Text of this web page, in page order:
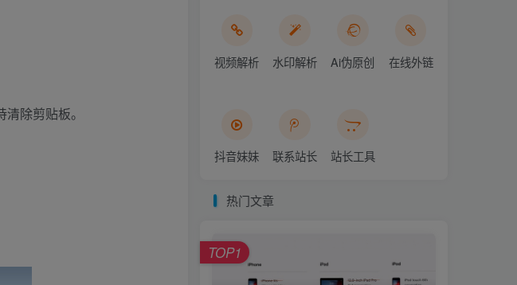
除剪贴板。
视频解析 水印解析 Ai伪原创 在线外链
抖音妹妹 联系站长 站长工具
热门文章
TOP1